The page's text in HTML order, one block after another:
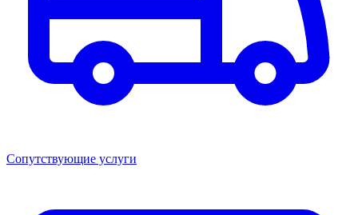
Сопутствующие услуги